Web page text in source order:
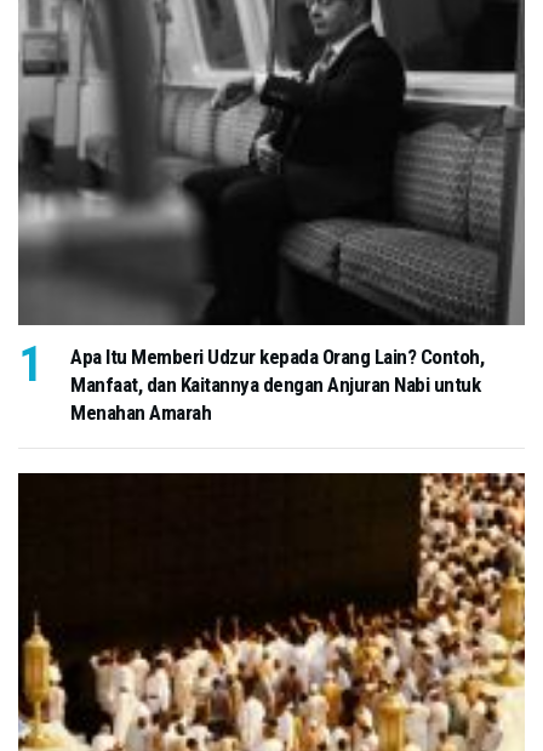
Apa Itu Memberi Udzur kepada Orang Lain? Contoh,
Manfaat, dan Kaitannya dengan Anjuran Nabi untuk
Menahan Amarah